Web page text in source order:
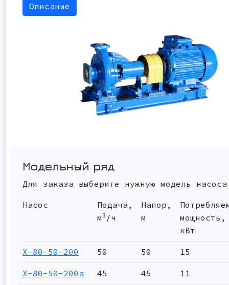
Описание
Модельный ряд
Для заказа выберите нужную модель насоса
Насос
Подача,
м3 /ч
Напор,
м
мощность,
кВт
Х-80-50-200 50 50 15
Х-80-50-200а 45 45 11